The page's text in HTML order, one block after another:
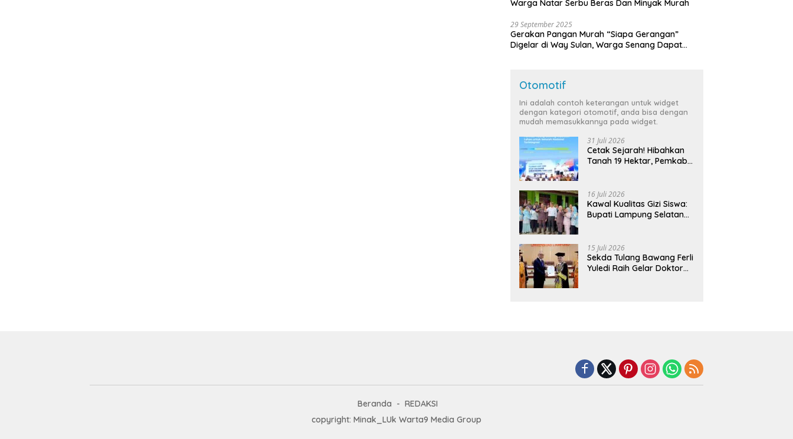
Warga Natar Serbu Beras Dan Minyak Murah
29 September 2025
Gerakan Pangan Murah “Siapa Gerangan”
Digelar di Way Sulan, Warga Senang Dapat
Otomotif
Ini adalah contoh keterangan untuk widget
dengan kategori otomotif, anda bisa dengan
mudah memasukkannya pada widget.
31 Juli 2026
Cetak Sejarah! Hibahkan
Tanah 19 Hektar, Pemkab
Terintegrasi Pertama di
Lampung
16 Juli 2026
Kawal Kualitas Gizi Siswa:
Bupati Lampung Selatan
Bergizi Gratis di Natar
15 Juli 2026
Sekda Tulang Bawang Ferli
Yuledi Raih Gelar Doktor
Beranda
REDAKSI
copyright: Minak_LUk Warta9 Media Group